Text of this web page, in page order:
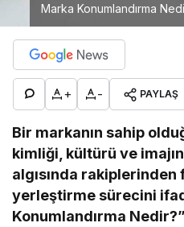
Marka Konumlandırma
+ - PAYLAŞ
Bir markanın sahip
kimliği, kültürü ve
algısında rakiplerinden
yerleştirme sürecini
Konumlandırma